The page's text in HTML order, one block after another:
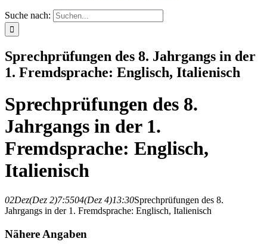
Suche nach:
Sprechprüfungen des 8. Jahrgangs in der
1. Fremdsprache: Englisch, Italienisch
Sprechprüfungen des 8.
Jahrgangs in der 1.
Fremdsprache: Englisch,
Italienisch
02Dez(Dez 2)7:5504(Dez 4)13:30Sprechprüfungen des 8.
Jahrgangs in der 1. Fremdsprache: Englisch, Italienisch
Nähere Angaben